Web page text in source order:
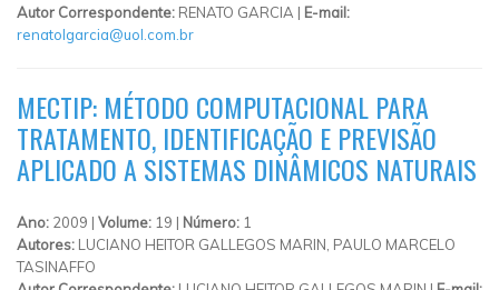
Autor Correspondente: RENATO GARCIA | E-mail:
renatolgarcia@uol.com.br
MECTIP: MÉTODO COMPUTACIONAL PARA
TRATAMENTO, IDENTIFICAÇÃO E PREVISÃO
APLICADO A SISTEMAS DINÂMICOS NATURAIS
Ano: 2009 | Volume: 19 | Número: 1
Autores: LUCIANO HEITOR GALLEGOS MARIN, PAULO MARCELO
TASINAFFO